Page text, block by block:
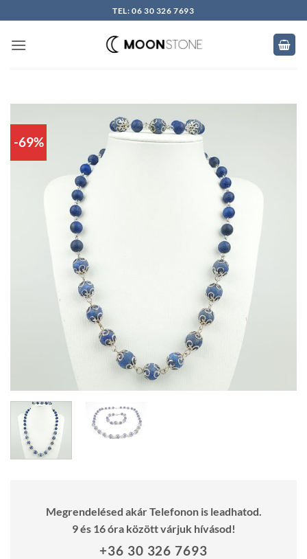
to
content
TEL: 06 30 326 7693
-69%
Megrendelésed akár Telefonon is leadhatod.
9 és 16 óra között várjuk hívásod!
+36 30 326 7693